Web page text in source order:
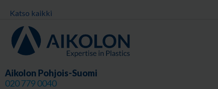
Katso kaikki
Aikolon Pohjois-Suomi
020 779 0040